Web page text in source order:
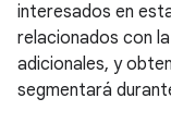
interesados en
relacionados con
adicionales, y
segmentará